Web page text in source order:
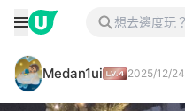
Medan1ui 2025/12/24